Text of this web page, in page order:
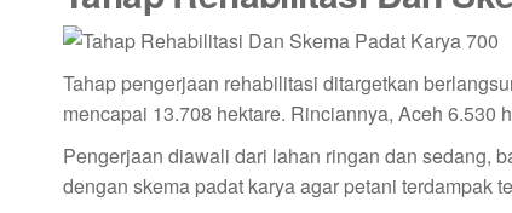
Tahap pengerjaan rehabilitasi ditargetkan
mencapai 13.708 hektare. Rinciannya, Aceh 6.530
Pengerjaan diawali dari lahan ringan dan sedang,
dengan skema padat karya agar petani terdampak